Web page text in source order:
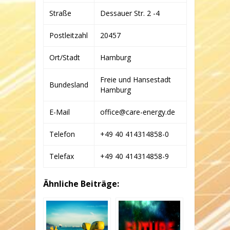
GMBH
&
Straße Dessauer Str. 2 -4
Postleitzahl 20457
Ort/Stadt Hamburg
Bundesland
Freie und Hansestadt
Hamburg
E-Mail office@care-energy.de
Telefon +49 40 414314858-0
Telefax +49 40 414314858-9
Ähnliche Beiträge: